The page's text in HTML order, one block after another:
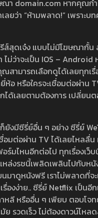
ณา domain.com หากคุณก
ลยว่า “ห้ามพลาด!” เพราะ
ส์สุดเจ๋ง แบบไม่มีโฆษณากั้
ไม่ว่าจะเป็น IOS –
สามารถเลือกดูได้เลยทุกเ
อ หรือใครจะเชื่อมต่อผ่าน
ได้เลยตามต้องการ เปลี่ยน
งมีซีรี่ย์อื่น ๆ อย่าง ซีรี่ย์
อมต่อผ่าน TV ได้เลยไหลลื่
ร์มไหนอีกต่อไป ทุกเรื่องเว็
หล่งรชนี้เพลิดเพลินไปกับห
มาดูหนังฟรี เราไม่พลาดที่
รื่องง่าย.. ซีรี่ย์ Netflix เป็น
ลี หรืออื่น ๆ เพียบ ตอบโจท
ย รวดเร็ว ไม่ต้องดาวน์โห